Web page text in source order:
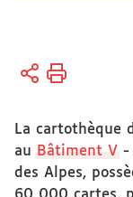
Vous
Accueil
Patrimoine
scientifique
La cartothèque
au Bâtiment V -
des Alpes,